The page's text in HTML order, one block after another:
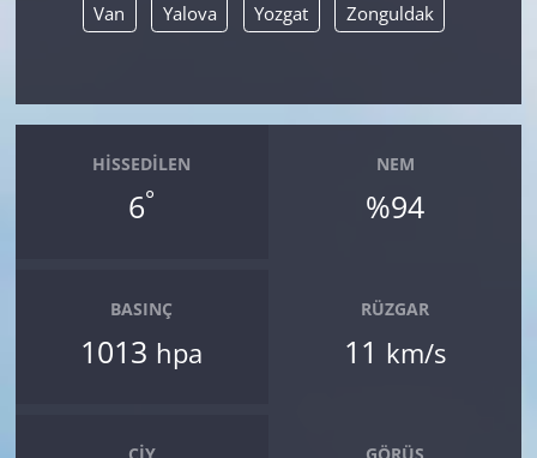
Van Yalova Yozgat Zonguldak
HISSEDILEN
6°
NEM
%94
BASINÇ
1013 hpa
RÜZGAR
11 km/s